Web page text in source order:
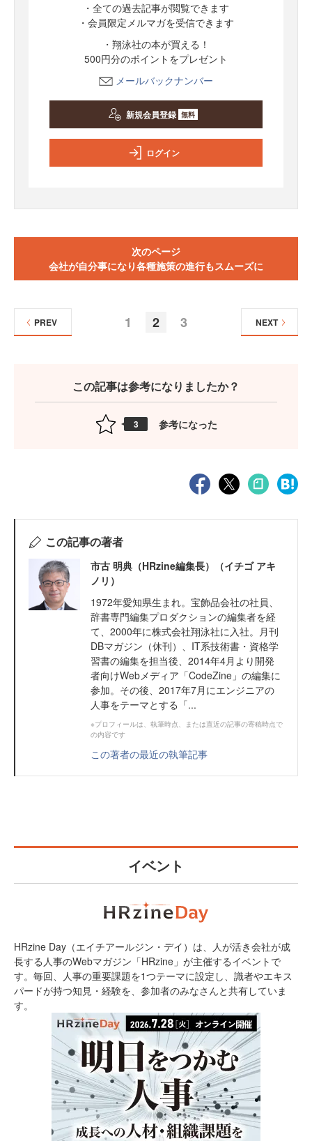
・全ての過去記事が閲覧できます
・会員限定メルマガを受信できます
・翔泳社の本が買える！
500円分のポイントをプレゼント
メールバックナンバー
新規会員登録 無料
ログイン
次のページ
会社が自分事になり各種施策の進行もスムーズに
1 2 3
PREV NEXT
この記事は参考になりましたか？
3 参考になった
この記事の著者
市古 明典（HRzine編集長）（イチゴ アキ
ノリ）
1972年愛知県生まれ。宝飾品会社の社員、
辞書専門編集プロダクションの編集者を経
て、2000年に株式会社翔泳社に入社。月刊
DBマガジン（休刊）、IT系技術書・資格学
習書の編集を担当後、2014年4月より開発
者向けWebメディア「CodeZine」の編集に
参加。その後、2017年7月にエンジニアの
人事をテーマとする「...
※プロフィールは、執筆時点、または直近の記事の寄稿時点で
の内容です
この著者の最近の執筆記事
イベント
HRzine Day（エイチアールジン・デイ）は、人が活き会社が成
長する人事のWebマガジン「HRzine」が主催するイベントで
す。毎回、人事の重要課題を1つテーマに設定し、識者やエキス
パードが持つ知見・経験を、参加者のみなさんと共有していま
す。